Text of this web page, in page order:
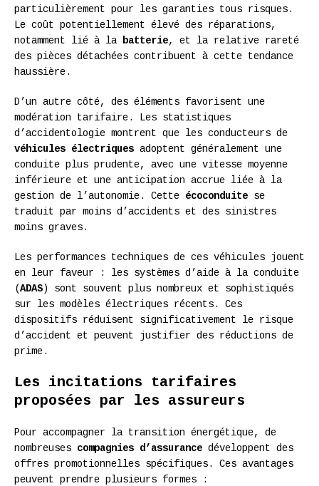
particulièrement pour les garanties tous risques.
Le coût potentiellement élevé des réparations,
notamment lié à la
batterie, et la relative rareté
des pièces détachées contribuent à cette tendance
haussière.
D’un autre côté, des éléments favorisent une
modération tarifaire. Les statistiques
d’accidentologie montrent que les conducteurs de
véhicules électriques adoptent généralement une
conduite plus prudente, avec une vitesse moyenne
inférieure et une anticipation accrue liée à la
gestion de l’autonomie. Cette écoconduite se
traduit par moins d’accidents et des sinistres
moins graves.
Les performances techniques de ces véhicules jouent
en leur faveur : les systèmes d’aide à la conduite
(ADAS) sont souvent plus nombreux et sophistiqués
sur les modèles électriques récents. Ces
dispositifs réduisent significativement le risque
d’accident et peuvent justifier des réductions de
prime.
Les incitations tarifaires
proposées par les assureurs
Pour accompagner la transition énergétique, de
nombreuses compagnies d’assurance développent des
offres promotionnelles spécifiques. Ces avantages
peuvent prendre plusieurs formes :